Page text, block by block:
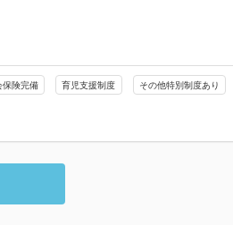
保険完備 育児支援制度 その他特別制度あり